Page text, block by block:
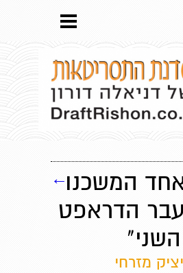
המשכנו
הדראפט
השני"
מזרחי
←